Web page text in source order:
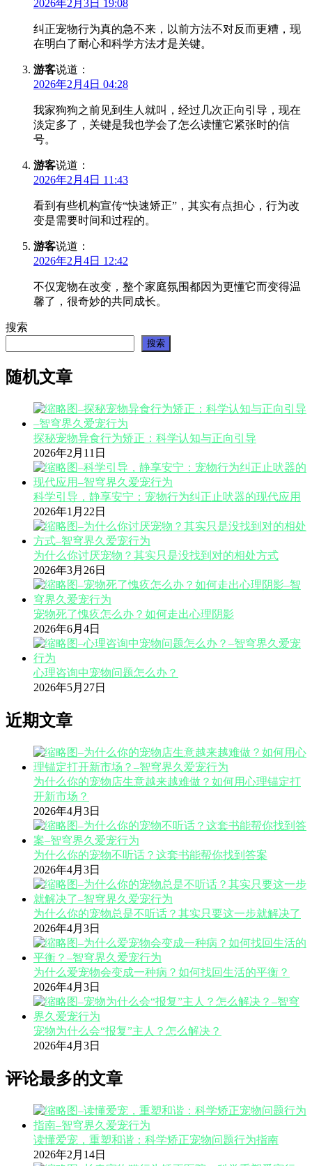
2026年2月3日 19:08
纠正宠物行为真的急不来，以前方法不对反而更糟，现
在明白了耐心和科学方法才是关键。
游客说道：
2026年2月4日 04:28
我家狗狗之前见到生人就叫，经过几次正向引导，现在
淡定多了，关键是我也学会了怎么读懂它紧张时的信
号。
游客说道：
2026年2月4日 11:43
看到有些机构宣传“快速矫正”，其实有点担心，行为改
变是需要时间和过程的。
游客说道：
2026年2月4日 12:42
不仅宠物在改变，整个家庭氛围都因为更懂它而变得温
馨了，很奇妙的共同成长。
搜索
搜索
随机文章
探秘宠物异食行为矫正：科学认知与正向引导
2026年2月11日
科学引导，静享安宁：宠物行为纠正止吠器的现代应用
2026年1月22日
为什么你讨厌宠物？其实只是没找到对的相处方式
2026年3月26日
宠物死了愧疚怎么办？如何走出心理阴影
2026年6月4日
心理咨询中宠物问题怎么办？
2026年5月27日
近期文章
为什么你的宠物店生意越来越难做？如何用心理锚定打
开新市场？
2026年4月3日
为什么你的宠物不听话？这套书能帮你找到答案
2026年4月3日
为什么你的宠物总是不听话？其实只要这一步就解决了
2026年4月3日
为什么爱宠物会变成一种病？如何找回生活的平衡？
2026年4月3日
宠物为什么会“报复”主人？怎么解决？
2026年4月3日
评论最多的文章
读懂爱宠，重塑和谐：科学矫正宠物问题行为指南
2026年2月14日